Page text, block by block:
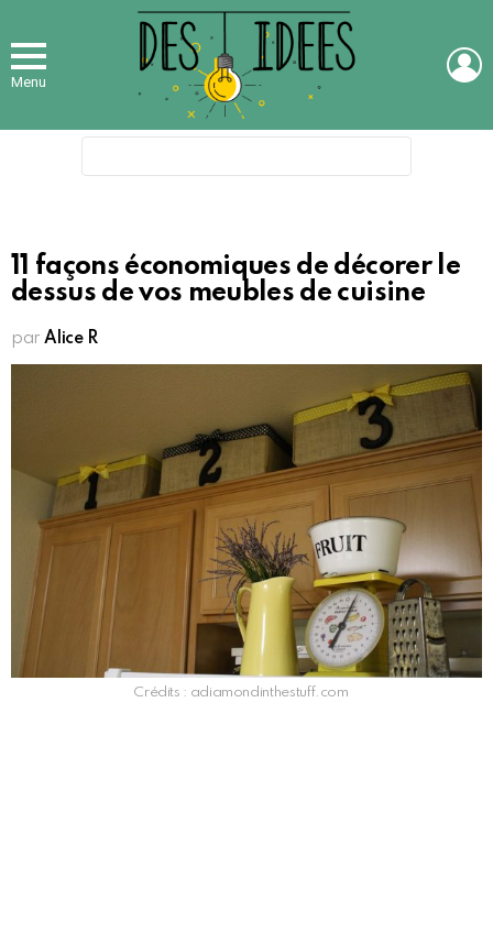
Menu
11 façons économiques de décorer le
dessus de vos meubles de cuisine
par Alice R
Crédits : adiamondinthestuff.com